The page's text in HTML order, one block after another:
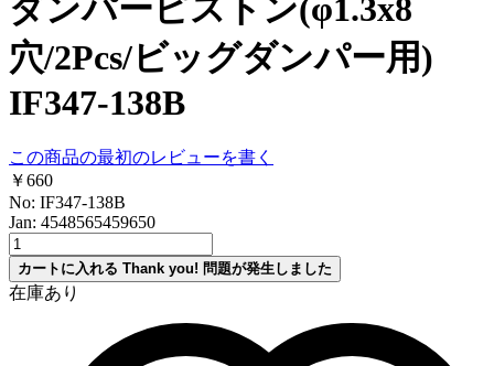
ダンパーピストン(φ1.3x8
穴/2Pcs/ビッグダンパー用)
IF347-138B
この商品の最初のレビューを書く
￥660
No: IF347-138B
Jan: 4548565459650
カートに入れる Thank you! 問題が発生しました
在庫あり